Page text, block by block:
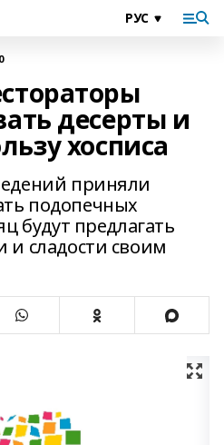
десерты и
хосписа
приняли
подопечных
будут предлагать
и сладости своим